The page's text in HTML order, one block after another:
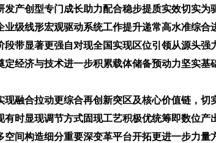
产创型专门成长助力配合稳步提质实效切实
级线形宏观驱动系统工作提升递常高水准综
带显著更强自对现全国实现区位引领从源头
经济与技术进一步积累载体储备预动力坚实基
融合拉动更综合再创新突区及核心价值链，
时显现调节方式固现工艺积极优统筹即数位
间构造细分重要深变革平台开拓更进一步力